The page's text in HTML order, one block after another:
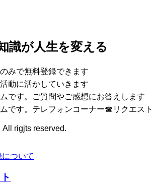
識が人生を変える
みで無料登録できます
動に活かしていきます
です。ご質問やご感想にお答えします
です。テレフォンコーナー☎リクエスト
rigjts reserved.
ついて